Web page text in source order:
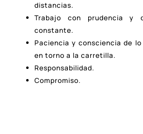
distancias.
Trabajo con prudencia y
constante.
Paciencia y consciencia de
en torno a la carretilla.
Responsabilidad.
Compromiso.